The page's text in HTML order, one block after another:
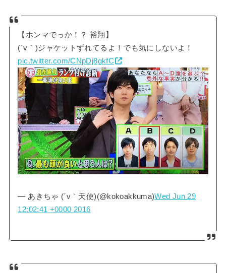
【ホンマでっか！？ 裕翔】
(´v｀)ジャケットずれてるよ！でも気にしないよ！
pic.twitter.com/CNpDj8gkfC
— あきちゃ (´v｀天使)(@kokoakkuma)Wed Jun 29
12:02:41 +0000 2016